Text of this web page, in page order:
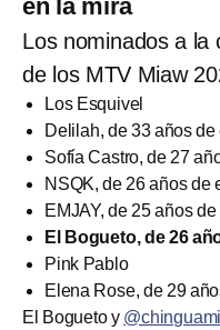
en la mira
Los nominados a la
de los MTV Miaw
Los Esquivel
Delilah, de 33 años de
Sofía Castro, de 27
NSQK, de 26 años de
EMJAY, de 25 años de
El Bogueto, de 26
Pink Pablo
Elena Rose, de 29
El Bogueto y